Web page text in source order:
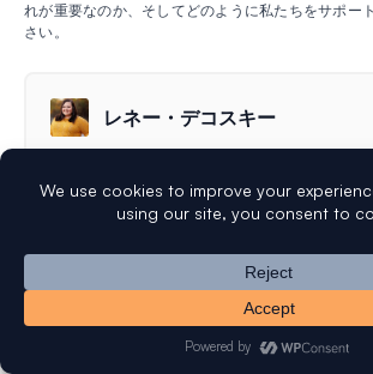
れが重要なのか、そしてどのように私たちをサポー
さい。
レネー・デコスキー
年からWordPressを使用しています。
インについて書くときは、本を読んでく